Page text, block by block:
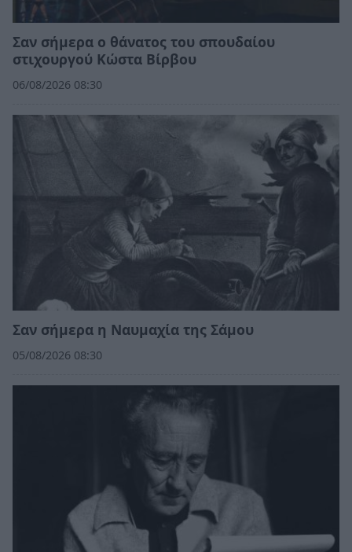
Σαν σήμερα ο θάνατος του σπουδαίου
στιχουργού Κώστα Βίρβου
06/08/2026 08:30
Σαν σήμερα η Ναυμαχία της Σάμου
05/08/2026 08:30